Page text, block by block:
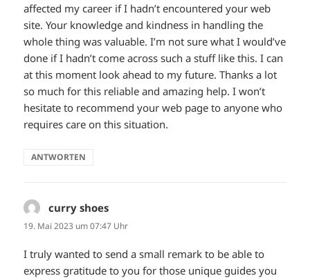
affected my career if I hadn’t encountered your web
site. Your knowledge and kindness in handling the
whole thing was valuable. I’m not sure what I would’ve
done if I hadn’t come across such a stuff like this. I can
at this moment look ahead to my future. Thanks a lot
so much for this reliable and amazing help. I won’t
hesitate to recommend your web page to anyone who
requires care on this situation.
ANTWORTEN
curry shoes
19. Mai 2023 um 07:47 Uhr
I truly wanted to send a small remark to be able to
express gratitude to you for those unique guides you